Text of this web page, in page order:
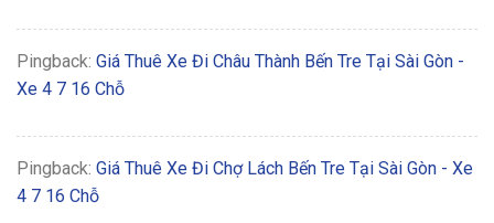
Pingback: Giá Thuê Xe Đi Châu Thành Bến Tre Tại Sài Gòn -
Xe 4 7 16 Chỗ
Pingback: Giá Thuê Xe Đi Chợ Lách Bến Tre Tại Sài Gòn - Xe
4 7 16 Chỗ